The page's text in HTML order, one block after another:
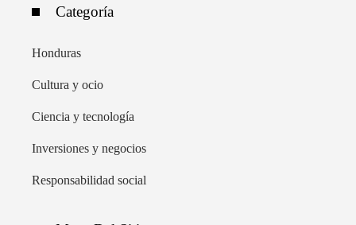
Categoría
Honduras
Cultura y ocio
Ciencia y tecnología
Inversiones y negocios
Responsabilidad social